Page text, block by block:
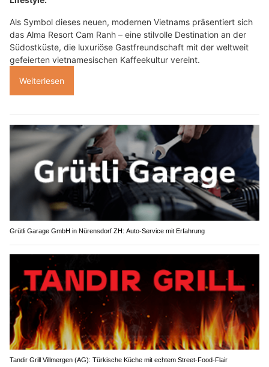
Als Symbol dieses neuen, modernen Vietnams präsentiert sich
das Alma Resort Cam Ranh – eine stilvolle Destination an der
Südostküste, die luxuriöse Gastfreundschaft mit der weltweit
gefeierten vietnamesischen Kaffeekultur vereint.
Weiterlesen
Grütli Garage GmbH in Nürensdorf ZH: Auto-Service mit Erfahrung
Tandir Grill Villmergen (AG): Türkische Küche mit echtem Street-Food-Flair